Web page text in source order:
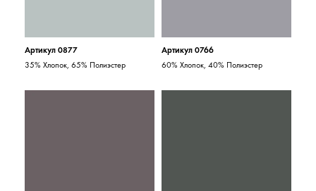
Артикул 0877
35% Хлопок, 65% Полиэстер
Артикул 0766
60% Хлопок, 40% Полиэстер